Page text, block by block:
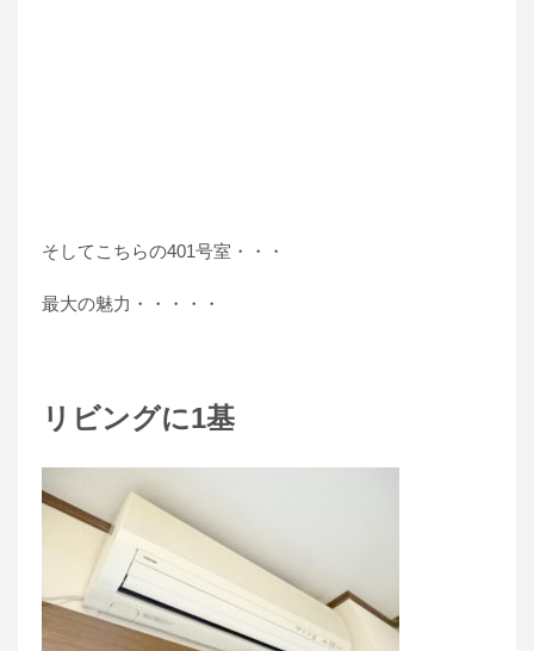
そしてこちらの401号室・・・
最大の魅力・・・・・
リビングに1基